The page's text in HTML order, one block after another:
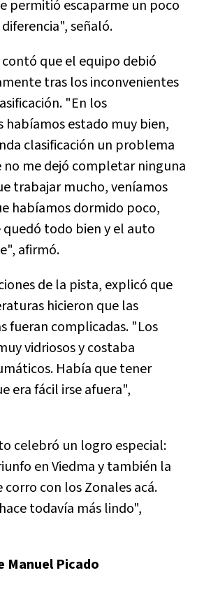
permitió escaparme un poco
señaló.
que el equipo debió
tras los inconvenientes
"En los
estado muy bien,
clasificación un problema
me dejó completar ninguna
trabajar mucho, veníamos
habíamos dormido poco,
todo bien y el auto
afirmó.
de la pista, explicó que
hicieron que las
fueran complicadas. "Los
vidriosos y costaba
Había que tener
era fácil irse afuera",
celebró un logro especial:
en Viedma y también la
corro con los Zonales acá.
todavía más lindo",
Manuel Picado